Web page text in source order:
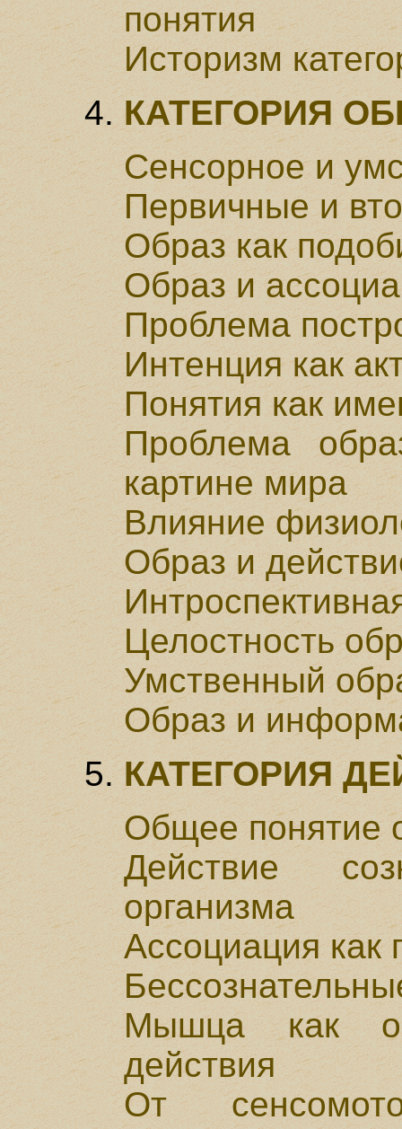
понятия
Историзм
КАТЕГОРИЯ
Сенсорное и
Первичные и
Образ как
Образ и
Проблема
Интенция как
Понятия как
Проблема
картине мира
Влияние
Образ и
Целостность
Умственный
Образ и
КАТЕГОРИЯ
Общее понятие
Действие
организма
Ассоциация
Мышца как
действия
От